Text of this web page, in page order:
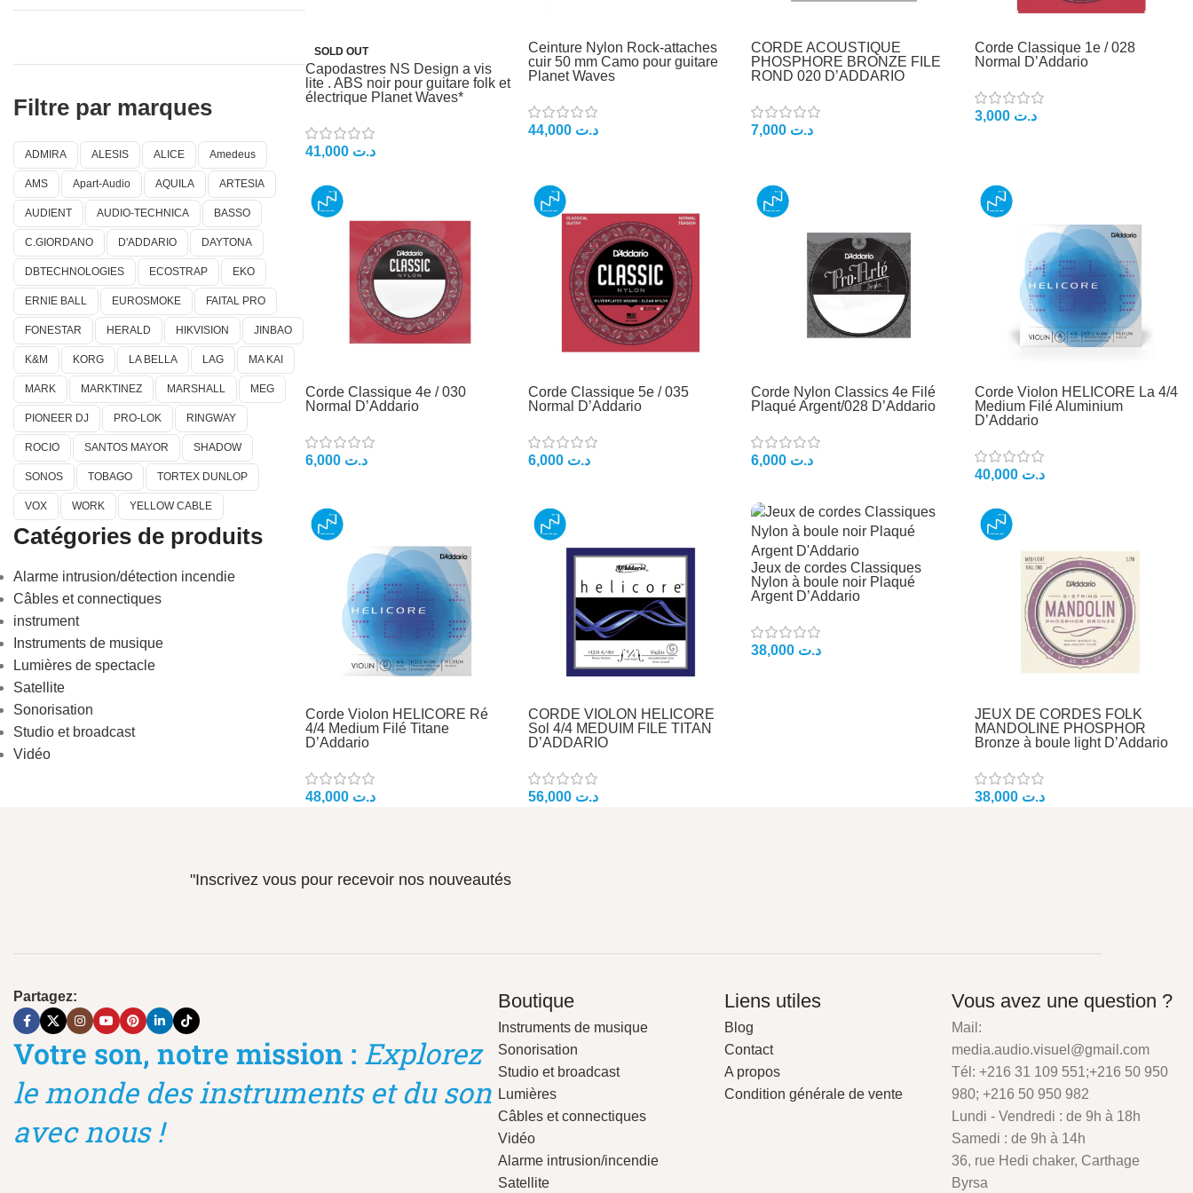
Filtre par marques
ADMIRA ALESIS ALICE Amedeus
AMS Apart-Audio AQUILA ARTESIA
AUDIENT AUDIO-TECHNICA BASSO
C.GIORDANO D'ADDARIO DAYTONA
DBTECHNOLOGIES ECOSTRAP EKO
ERNIE BALL EUROSMOKE FAITAL PRO
FONESTAR HERALD HIKVISION JINBAO
K&M KORG LA BELLA LAG MA KAI
MARK MARKTINEZ MARSHALL MEG
PIONEER DJ PRO-LOK RINGWAY
ROCIO SANTOS MAYOR SHADOW
SONOS TOBAGO TORTEX DUNLOP
VOX WORK YELLOW CABLE
Catégories de produits
Alarme intrusion/détection incendie
Câbles et connectiques
instrument
Instruments de musique
Lumières de spectacle
Satellite
Sonorisation
Studio et broadcast
Vidéo
SOLD OUT
Capodastres NS Design a vis
lite . ABS noir pour guitare folk et
électrique Planet Waves*
د.ت 41,000
Ceinture Nylon Rock-attaches
cuir 50 mm Camo pour guitare
Planet Waves
د.ت 44,000
CORDE ACOUSTIQUE
PHOSPHORE BRONZE FILE
ROND 020 D’ADDARIO
د.ت
Corde Classique 1e / 028
Normal D’Addario
د.ت 3,000
Corde Classique 4e / 030
Normal D’Addario
د.ت 6,000
Corde Classique 5e / 035
Normal D’Addario
د.ت 6,000
Corde Nylon Classics 4e Filé
Plaqué Argent/028 D’Addario
د.ت
Corde Violon HELICORE La 4/4
Medium Filé Aluminium
D’Addario
د.ت 40,000
Corde Violon HELICORE Ré
4/4 Medium Filé Titane
D’Addario
د.ت 48,000
CORDE VIOLON HELICORE
Sol 4/4 MEDUIM FILE TITAN
D’ADDARIO
د.ت 56,000
Jeux de cordes Classiques
Nylon à boule noir Plaqué
Argent D’Addario
د.ت
JEUX DE CORDES FOLK
MANDOLINE PHOSPHOR
Bronze à boule light D’Addario
د.ت 38,000
"Inscrivez vous pour recevoir nos nouveautés
Partagez:
Votre son, notre mission : Explorez
le monde des instruments et du son
avec nous !
Boutique
Instruments de musique
Sonorisation
Studio et broadcast
Lumières
Câbles et connectiques
Vidéo
Alarme intrusion/incendie
Satellite
Liens utiles
Blog
Contact
A propos
Condition générale de vente
Vous avez une question ?
Mail:
media.audio.visuel@gmail.com
Tél: +216 31 109 551;+216 50 950
980; +216 50 950 982
Lundi - Vendredi : de 9h à 18h
Samedi : de 9h à 14h
36, rue Hedi chaker, Carthage
Byrsa